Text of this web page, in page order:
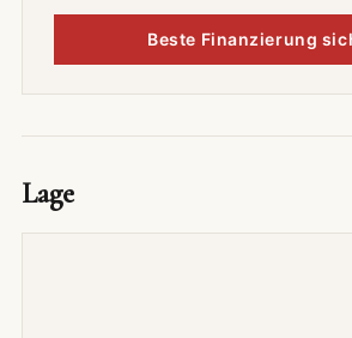
Beste Finanzierung
Lage